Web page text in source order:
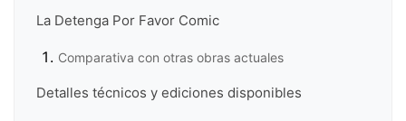
La Detenga Por Favor Comic
Comparativa con otras obras actuales
Detalles técnicos y ediciones disponibles